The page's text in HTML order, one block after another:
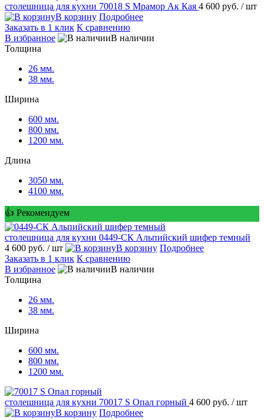
столешница для кухни 70018 S Мрамор Ак Кая 4 600 руб. / шт
В корзину Подробнее
Заказать в 1 клик К сравнению
В избранное
В наличии
Толщина
26 мм.
38 мм.
Ширина
600 мм.
800 мм.
1200 мм.
Длина
3050 мм.
4100 мм.
👍 Рекомендуем
столешница для кухни 0449-СК Альпийский шифер темный
4 600 руб. / шт В корзину Подробнее
Заказать в 1 клик К сравнению
В избранное
В наличии
Толщина
26 мм.
38 мм.
Ширина
600 мм.
800 мм.
1200 мм.
столешница для кухни 70017 S Опал горный 4 600 руб. / шт
В корзину Подробнее